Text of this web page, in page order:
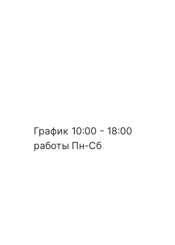
График
работы
10:00 - 18:00
Пн-Сб